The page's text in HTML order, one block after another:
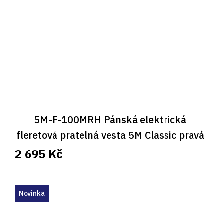
5M-F-100MRH Pánská elektrická
fleretová pratelná vesta 5M Classic pravá
2 695 Kč
Novinka